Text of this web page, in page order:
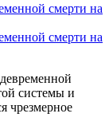
смерти на
смерти на
системы и
чрезмерное